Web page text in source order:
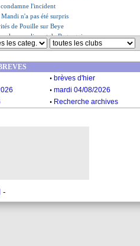
l'incident
n'a pas été surpris
de Pouille sur Beye
le compliment de Regragui
forfait pour Rennes
prévient pour Neymar
Meunier à Hakimi
ne se sent pas nostalgique
une réaction
. brèves d'hier
. mardi 04/08/2026
. Recherche archives
-